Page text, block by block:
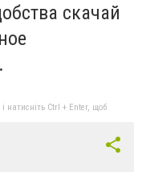
скачай
.
натисніть Ctrl + Enter, щоб